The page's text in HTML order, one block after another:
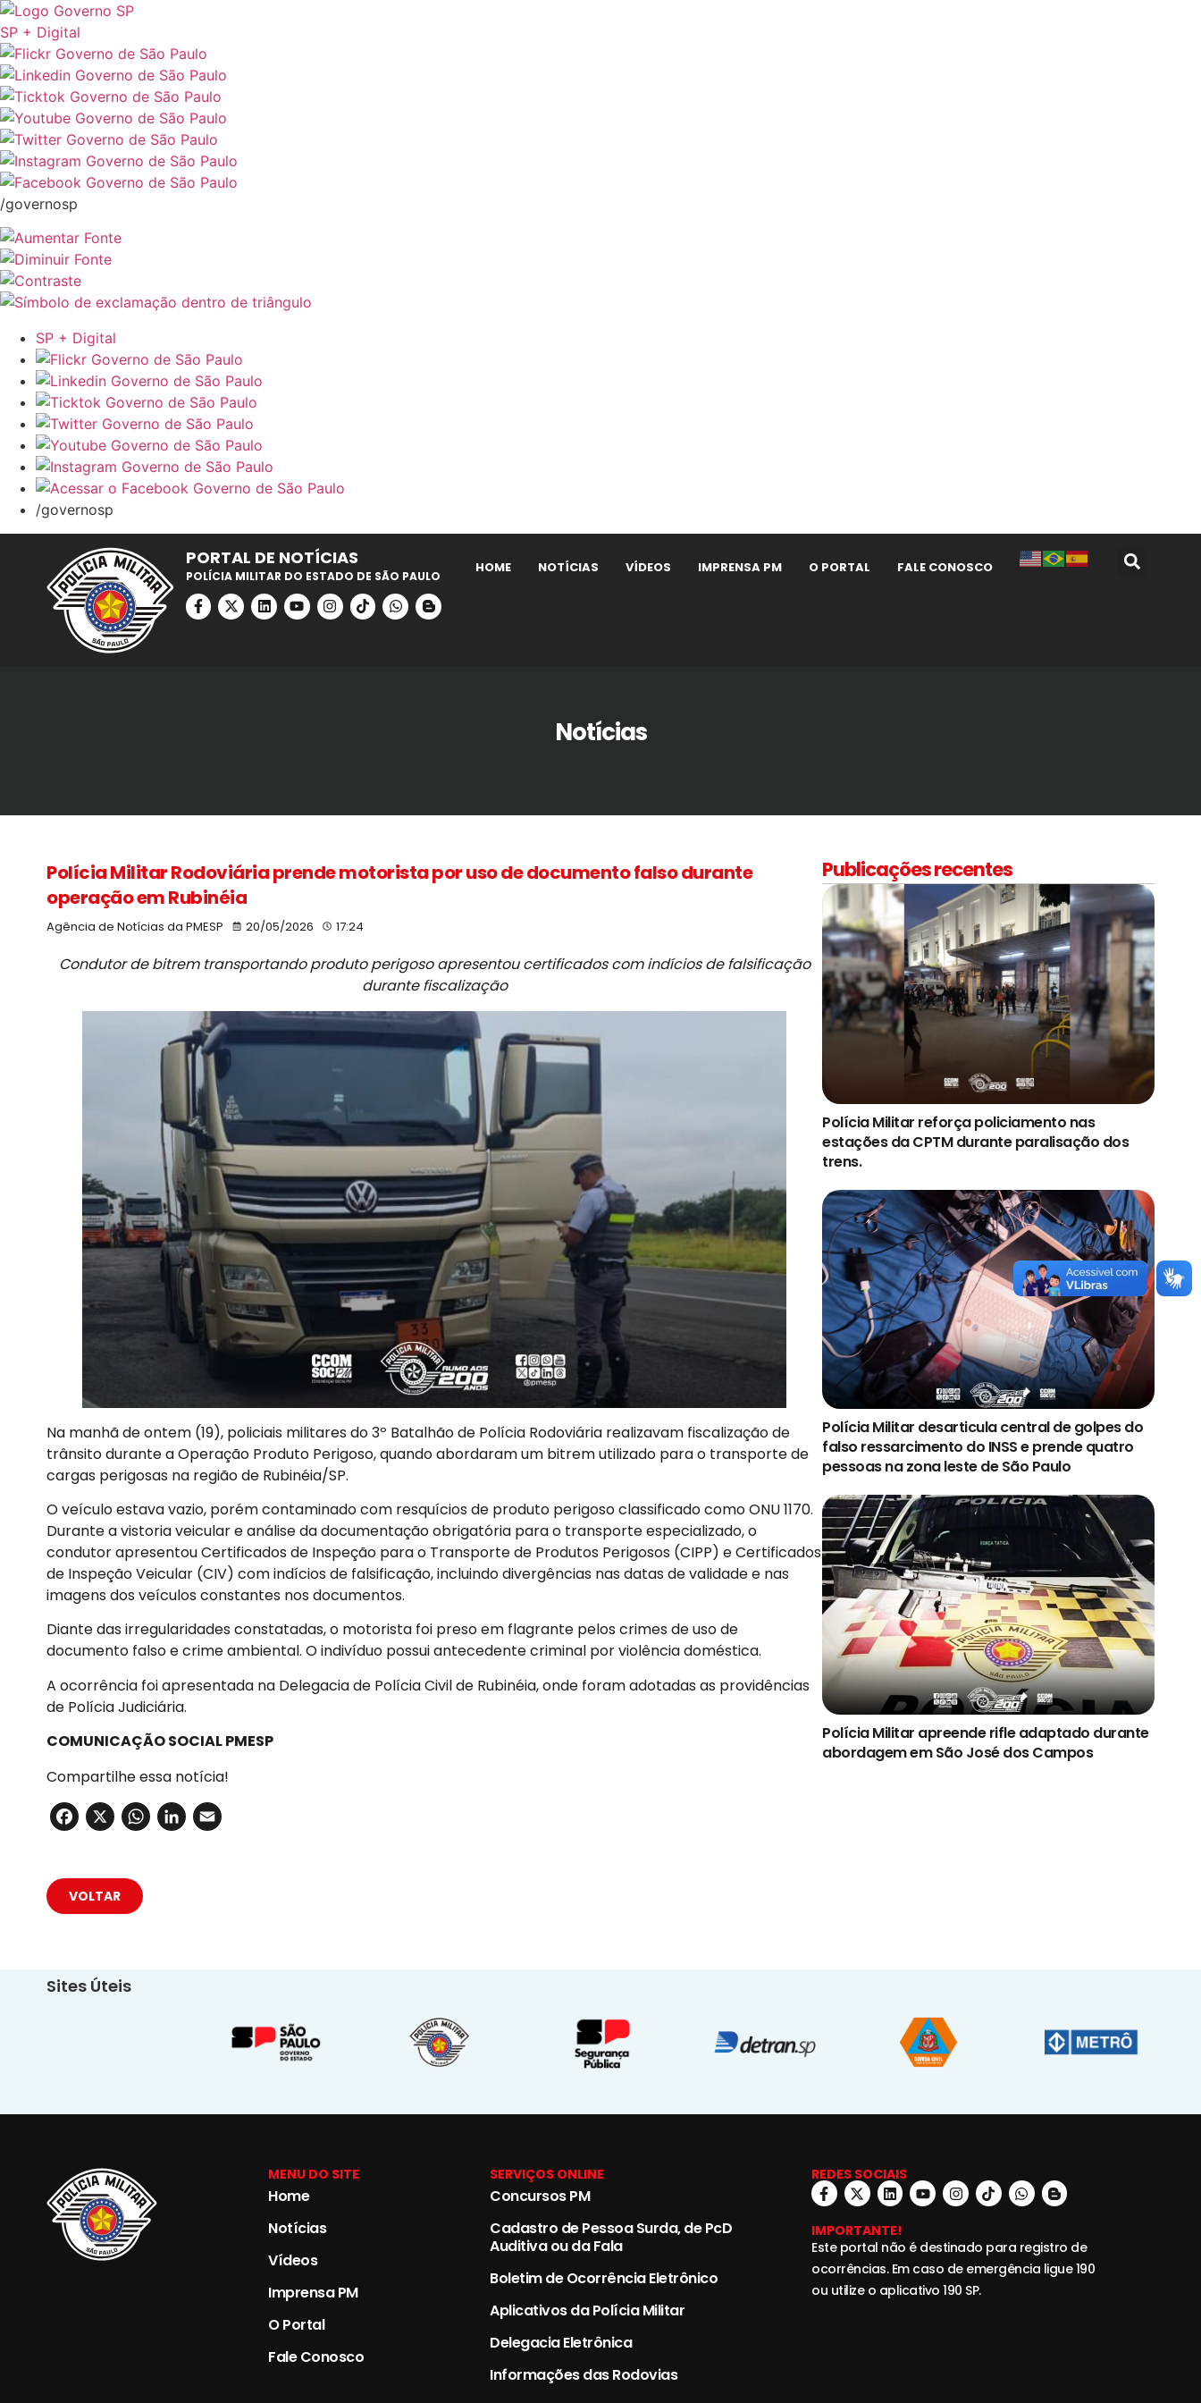
SP + Digital
/governosp
SP + Digital
/governosp
PORTAL DE NOTÍCIAS
POLÍCIA MILITAR DO ESTADO DE SÃO PAULO
HOME NOTÍCIAS VÍDEOS IMPRENSA PM O PORTAL FALE CONOSCO
Notícias
Polícia Militar Rodoviária prende motorista por uso de documento falso durante
operação em Rubinéia
Agência de Notícias da PMESP 20/05/2026 17:24
Condutor de bitrem transportando produto perigoso apresentou certificados com indícios de falsificação
durante fiscalização
Na manhã de ontem (19), policiais militares do 3º Batalhão de Polícia Rodoviária realizavam fiscalização de
trânsito durante a Operação Produto Perigoso, quando abordaram um bitrem utilizado para o transporte de
cargas perigosas na região de Rubinéia/SP.
O veículo estava vazio, porém contaminado com resquícios de produto perigoso classificado como ONU 1170.
Durante a vistoria veicular e análise da documentação obrigatória para o transporte especializado, o
condutor apresentou Certificados de Inspeção para o Transporte de Produtos Perigosos (CIPP) e Certificados
de Inspeção Veicular (CIV) com indícios de falsificação, incluindo divergências nas datas de validade e nas
imagens dos veículos constantes nos documentos.
Diante das irregularidades constatadas, o motorista foi preso em flagrante pelos crimes de uso de
documento falso e crime ambiental. O indivíduo possui antecedente criminal por violência doméstica.
A ocorrência foi apresentada na Delegacia de Polícia Civil de Rubinéia, onde foram adotadas as providências
de Polícia Judiciária.
COMUNICAÇÃO SOCIAL PMESP
Compartilhe essa notícia!
Facebook
X WhatsApp
LinkedIn
Publicações recentes
Polícia Militar reforça policiamento nas
estações da CPTM durante paralisação dos
trens.
Polícia Militar desarticula central de golpes do
falso ressarcimento do INSS e prende quatro
pessoas na zona leste de São Paulo
Polícia Militar apreende rifle adaptado durante
abordagem em São José dos Campos
VOLTAR
Sites Úteis
MENU DO SITE
Home
Notícias
Vídeos
Imprensa PM
O Portal
Fale Conosco
SERVIÇOS ONLINE
Concursos PM
Cadastro de Pessoa Surda, de PcD
Auditiva ou da Fala
Boletim de Ocorrência Eletrônico
Aplicativos da Polícia Militar
Delegacia Eletrônica
Informações das Rodovias
REDES SOCIAIS
IMPORTANTE!
Este portal não é destinado para registro de
ocorrências. Em caso de emergência ligue 190
ou utilize o aplicativo 190 SP.